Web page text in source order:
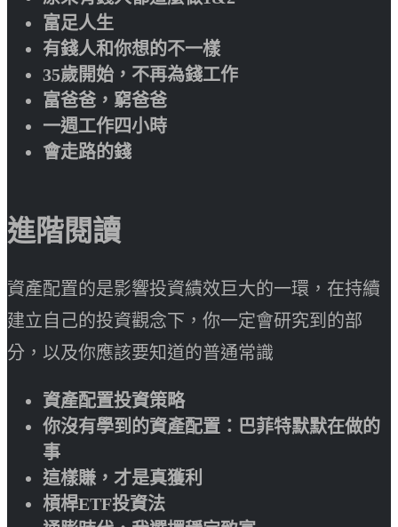
富足人生
有錢人和你想的不一樣
35歲開始，不再為錢工作
富爸爸，窮爸爸
一週工作四小時
會走路的錢
進階閱讀
資產配置的是影響投資績效巨大的一環，在持續
建立自己的投資觀念下，你一定會研究到的部
分，以及你應該要知道的普通常識
資產配置投資策略
你沒有學到的資產配置：巴菲特默默在做的
事
這樣賺，才是真獲利
槓桿ETF投資法